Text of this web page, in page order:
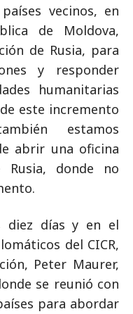
vecinos, en
de Moldova,
de Rusia, para
y responder
humanitarias
este incremento
estamos
abrir una oficina
donde no
días y en el
del CICR,
Peter Maurer,
se reunió con
para abordar